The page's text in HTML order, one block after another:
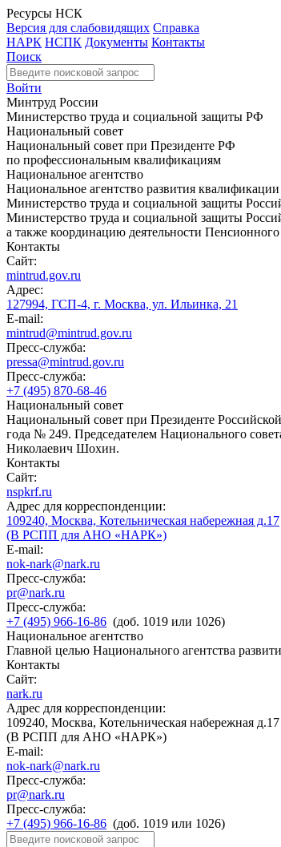
Ресурсы НСК
Версия для слабовидящих Справка
НАРК НСПК Документы Контакты
Поиск
Войти
Минтруд России
Министерство труда и социальной защиты РФ
Национальный совет
Национальный совет при Президенте РФ
по профессиональным квалификациям
Национальное агентство
Национальное агентство развития квалификации
Министерство труда и социальной защиты
Министерство труда и социальной защиты
а также координацию деятельности
Контакты
Сайт:
mintrud.gov.ru
Адрес:
127994, ГСП-4, г. Москва, ул. Ильинка, 21
E-mail:
mintrud@mintrud.gov.ru
Пресс-служба:
pressa@mintrud.gov.ru
Пресс-служба:
+7 (495) 870-68-46
Национальный совет
Национальный совет при Президенте
года № 249. Председателем Национального
Николаевич Шохин.
Контакты
Сайт:
nspkrf.ru
Адрес для корреспонденции:
109240, Москва, Котельническая набережная д.17
(В РСПП для АНО «НАРК»)
E-mail:
nok-nark@nark.ru
Пресс-служба:
pr@nark.ru
Пресс-служба:
+7 (495) 966-16-86 (доб. 1019 или 1026)
Национальное агентство
Главной целью Национального агентства
Контакты
Сайт:
nark.ru
Адрес для корреспонденции:
109240, Москва, Котельническая набережная д.17
(В РСПП для АНО «НАРК»)
E-mail:
nok-nark@nark.ru
Пресс-служба:
pr@nark.ru
Пресс-служба:
+7 (495) 966-16-86 (доб. 1019 или 1026)